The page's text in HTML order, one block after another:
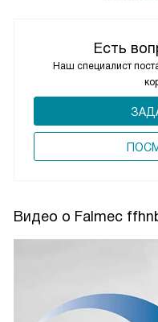
Есть
Наш специалист
Видео о Falmec